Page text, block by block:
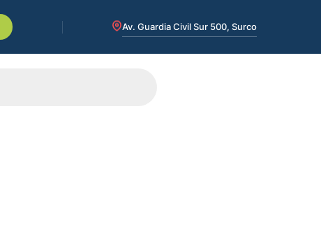
Av. Guardia Civil Sur 500, Surco